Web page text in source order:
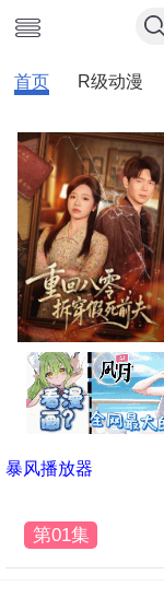
首页 R级动漫
暴风播放器
第01集